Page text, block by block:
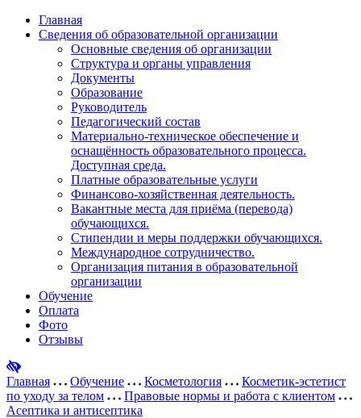
Главная
Сведения об образовательной организации
Основные сведения об организации
Структура и органы управления
Документы
Образование
Руководитель
Педагогический состав
Материально-техническое обеспечение и
оснащённость образовательного процесса.
Доступная среда.
Платные образовательные услуги
Финансово-хозяйственная деятельность.
Вакантные места для приёма (перевода)
обучающихся.
Стипендии и меры поддержки обучающихся.
Международное сотрудничество.
Организация питания в образовательной
организации
Обучение
Оплата
Фото
Отзывы
Главная Обучение Косметология
Косметик-эстетист
по уходу за телом
Правовые нормы и работа с клиентом
Асептика и антисептика